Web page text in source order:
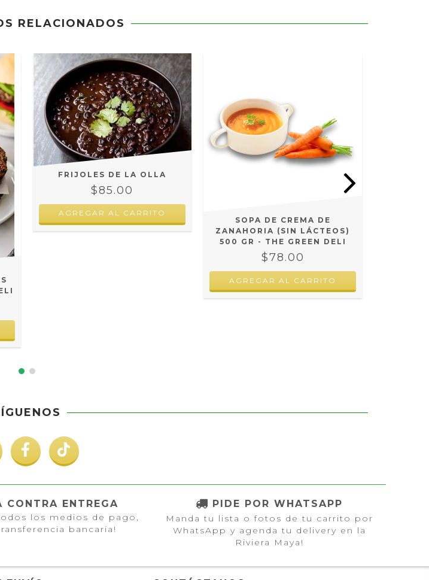
RELACIONADOS
FRIJOLES DE LA OLLA
$85.00
SOPA DE CREMA DE
ZANAHORIA (SIN LÁCTEOS)
500 GR - THE GREEN DELI
$78.00
CONTRA ENTREGA
los medios de pago,
bancaria!
PIDE POR WHATSAPP
Manda tu lista o fotos de tu carrito por
WhatsApp y agenda tu delivery en la
Riviera Maya!